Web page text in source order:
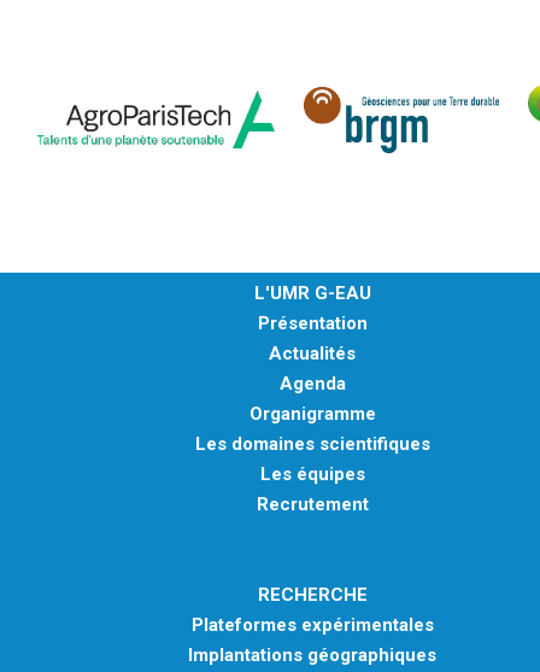
L'UMR G-EAU
Présentation
Actualités
Agenda
Organigramme
Les domaines scientifiques
Les équipes
Recrutement
RECHERCHE
Plateformes expérimentales
Implantations géographiques